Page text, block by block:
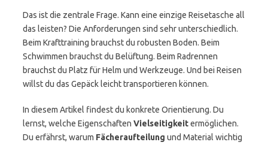
Das ist die zentrale Frage. Kann eine einzige Reisetasche all
das leisten? Die Anforderungen sind sehr unterschiedlich.
Beim Krafttraining brauchst du robusten Boden. Beim
Schwimmen brauchst du Belüftung. Beim Radrennen
brauchst du Platz für Helm und Werkzeuge. Und bei Reisen
willst du das Gepäck leicht transportieren können.
In diesem Artikel findest du konkrete Orientierung. Du
lernst, welche Eigenschaften Vielseitigkeitermöglichen.
Du erfährst, warum Fächeraufteilung und Material wichtig